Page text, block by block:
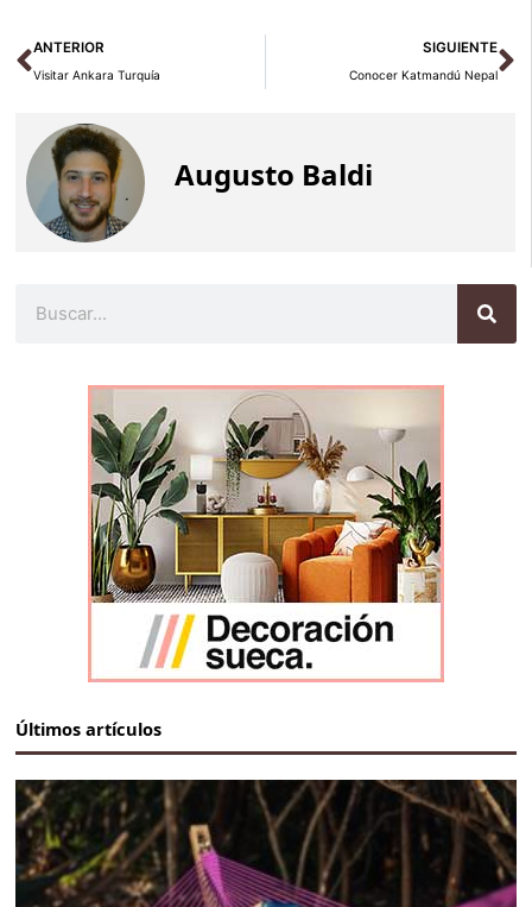
Ant
ANTERIOR
Visitar Ankara Turquía
SIGUIENTE
Conocer Katmandú Nepal
Augusto Baldi
Últimos artículos